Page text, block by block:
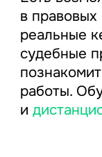
в
реальные
судебные
работы.
и